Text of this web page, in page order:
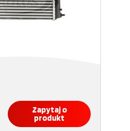
Zapytaj o
produkt